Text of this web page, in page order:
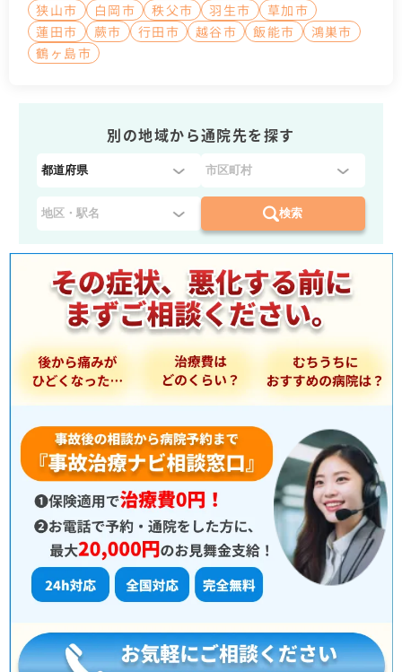
狭山市
白岡市 秩父市 羽生市
草加市
蓮田市
蕨市 行田市 越谷市 飯能市
鴻巣市
鶴ヶ島市
別の地域から通院先を探す
都
県
を
選
択
：
検索